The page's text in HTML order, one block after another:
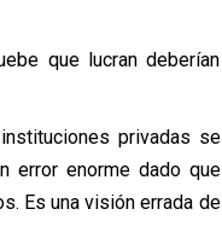
que lucran deberían
privadas se
error enorme dado que
Es una visión errada de